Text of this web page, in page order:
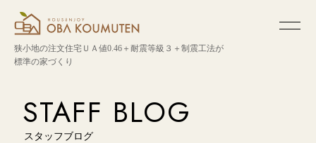
狭小地の注文住宅ＵＡ値0.46＋耐震等級３＋制震工法が
標準の家づくり
STAFF BLOG
スタッフブログ